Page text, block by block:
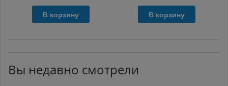
В корзину В корзину
Вы недавно смотрели